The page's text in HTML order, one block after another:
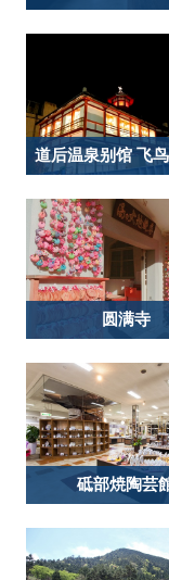
道后温泉别馆 飞
圆满寺
砥部焼陶芸